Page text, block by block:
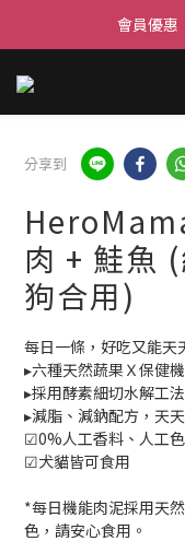
滿$450免
會員優惠
滿$450免
分享到
肉 + 鮭魚
狗合用)
每日一條，好吃又能天
▸六種天然蔬果Ｘ保健
▸採用酵素細切水解工
▸減脂、減鈉配方，天
☑0%人工香料、人工
☑犬貓皆可食用
*每日機能肉泥採用天
色，請安心食用。